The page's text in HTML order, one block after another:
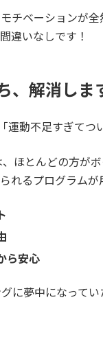
チベーションが
違いなしです！
、解消しま
運動不足すぎてつ
ほとんどの方が
れるプログラムが
ら安心
に夢中になって